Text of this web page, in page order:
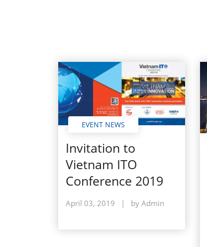
EVENT NEWS
Invitation to
Vietnam ITO
Conference 2019
April 03, 2019 | by Admin